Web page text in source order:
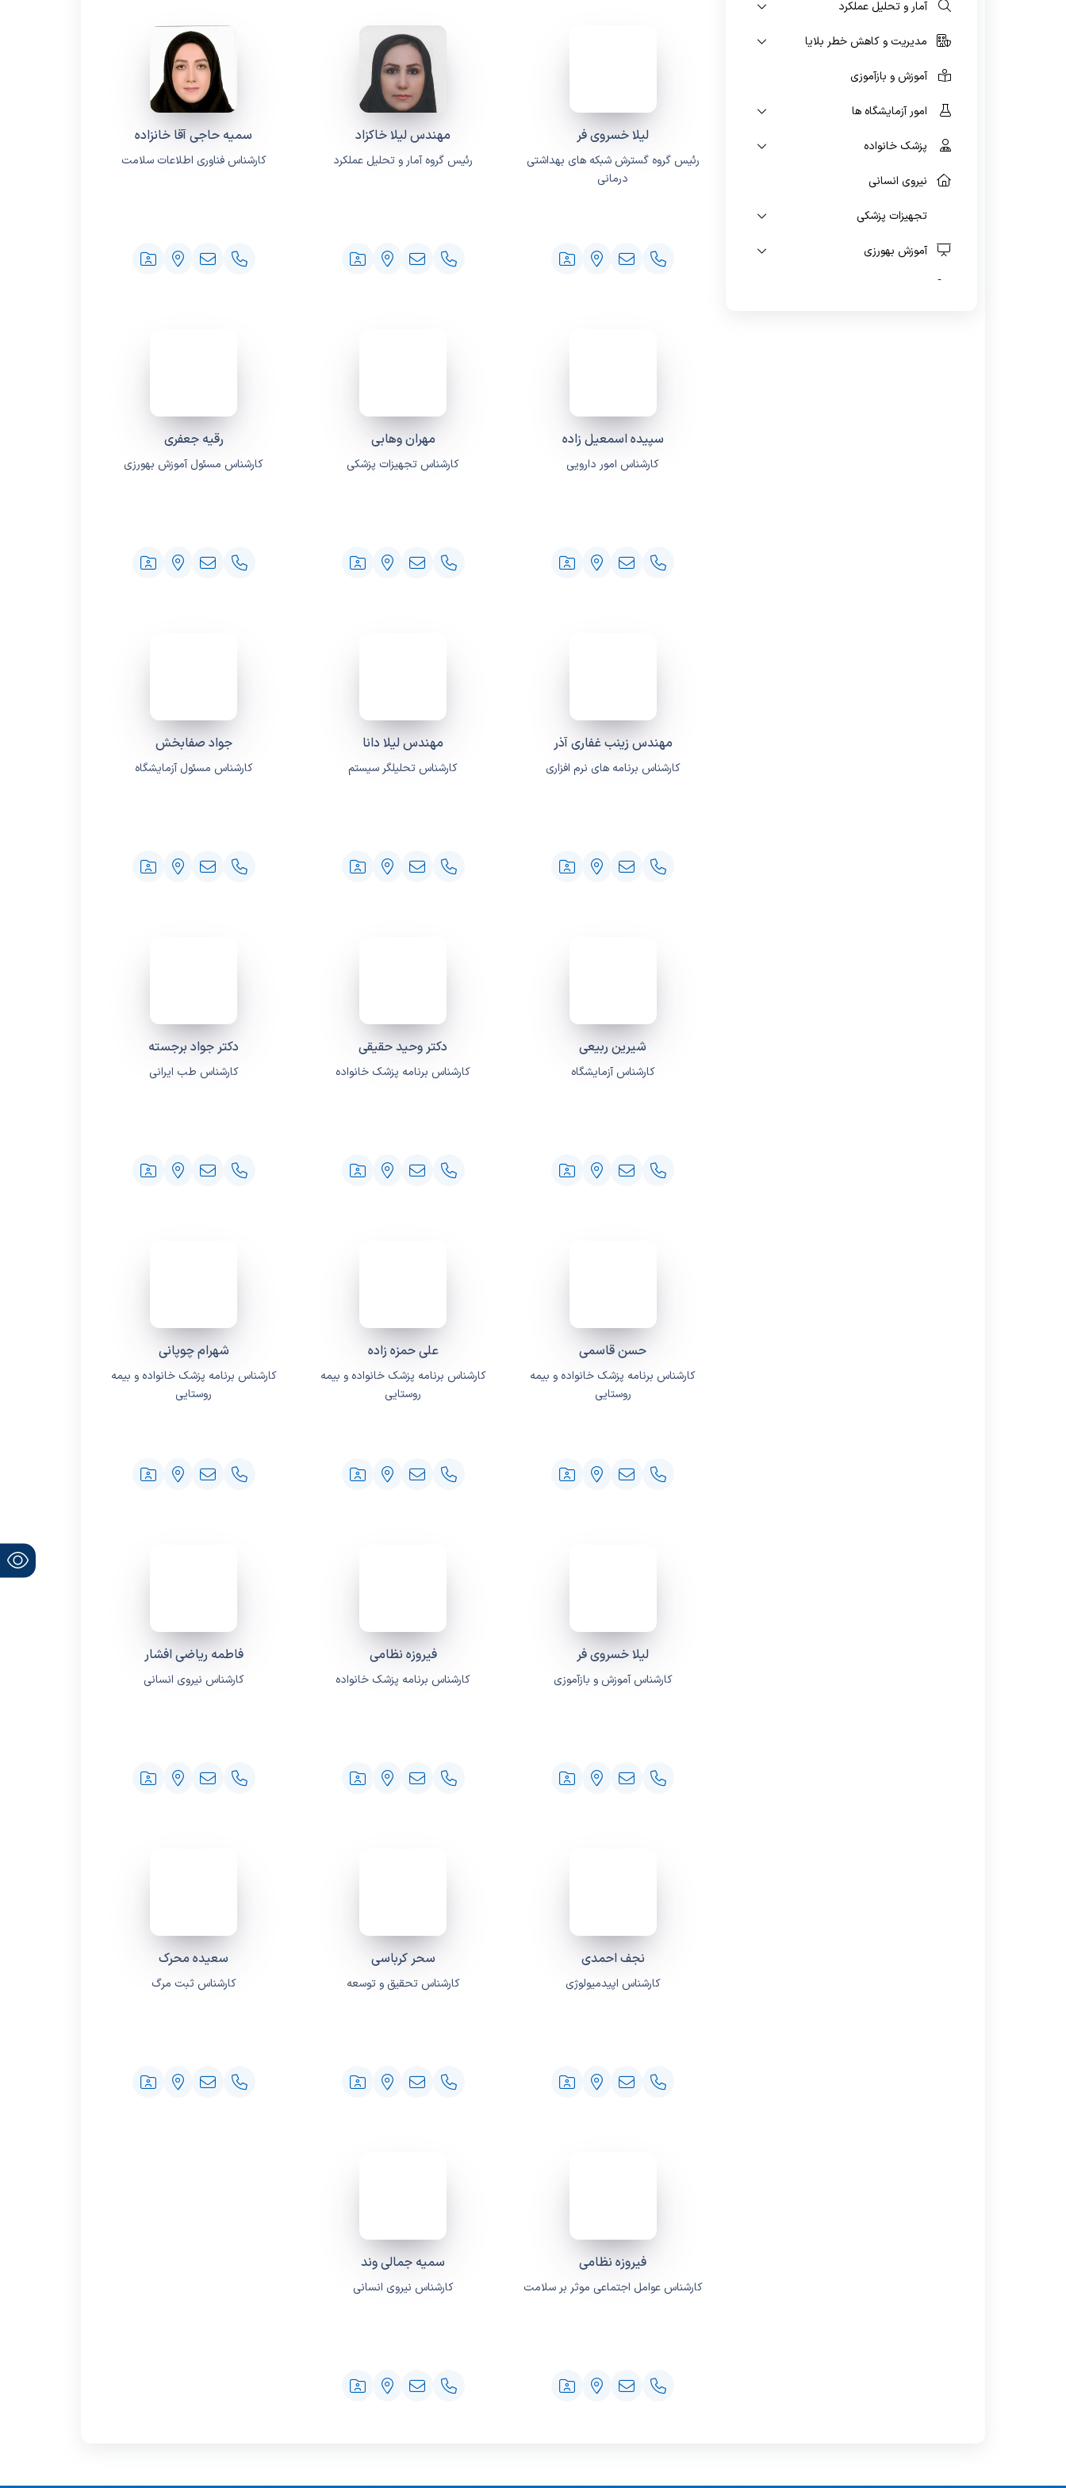
واگیرآمار و تحلیل عملکرد
مدیریت و کاهش خطر بلایا
آموزش و بازآموزی
امور آزمایشگاه ها
پزشک خانواده
نیروی انسانی
تجهیزات پزشکی
آموزش بهورزی
لیلا خسروی فر
رئیس گروه گسترش شبکه های بهداشتی
درمانی
مهندس لیلا خاکزاد
رئیس گروه آمار و تحلیل عملکرد
سمیه حاجی آقا خانزاده
کارشناس فناوری اطلاعات سلامت
سپیده اسمعیل زاده
کارشناس امور دارویی
مهران وهابی
کارشناس تجهیزات پزشکی
رقیه جعفری
کارشناس مسئول آموزش بهورزی
مهندس زینب غفاری آذر
کارشناس برنامه های نرم افزاری
مهندس لیلا دانا
کارشناس تحلیلگر سیستم
جواد صفابخش
کارشناس مسئول آزمایشگاه
شیرین ربیعی
کارشناس آزمایشگاه
دکتر وحید حقیقی
کارشناس برنامه پزشک خانواده
دکتر جواد برجسته
کارشناس طب ایرانی
حسن قاسمی
کارشناس برنامه پزشک خانواده و بیمه
روستایی
علی حمزه زاده
کارشناس برنامه پزشک خانواده و بیمه
روستایی
شهرام چوپانی
کارشناس برنامه پزشک خانواده و بیمه
روستایی
لیلا خسروی فر
کارشناس آموزش و بازآموزی
فیروزه نظامی
کارشناس برنامه پزشک خانواده
فاطمه ریاضی افشار
کارشناس نیروی انسانی
نجف احمدی
کارشناس اپیدمیولوژی
سحر کرباسی
کارشناس تحقیق و توسعه
سعیده محرک
کارشناس ثبت مرگ
فیروزه نظامی
کارشناس عوامل اجتماعی موثر بر سلامت
سمیه جمالی وند
کارشناس نیروی انسانی